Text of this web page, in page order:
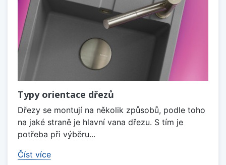
Typy orientace dřezů
Dřezy se montují na několik způsobů, podle toho
na jaké straně je hlavní vana dřezu. S tím je
potřeba při výběru...
Číst více